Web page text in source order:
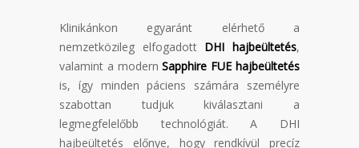
Klinikánkon egyaránt elérhető a
nemzetközileg elfogadott DHI hajbeültetés,
valamint a modernSapphire FUE hajbeültetés
is, így minden páciens számára személyre
szabottan tudjuk kiválasztani a
legmegfelelőbb technológiát. A DHI
hajbeültetés előnye, hogy rendkívül precíz